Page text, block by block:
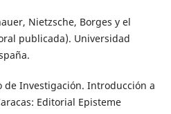
Nietzsche, Borges y el
publicada). Universidad
de Investigación. Introducción a
Editorial Episteme